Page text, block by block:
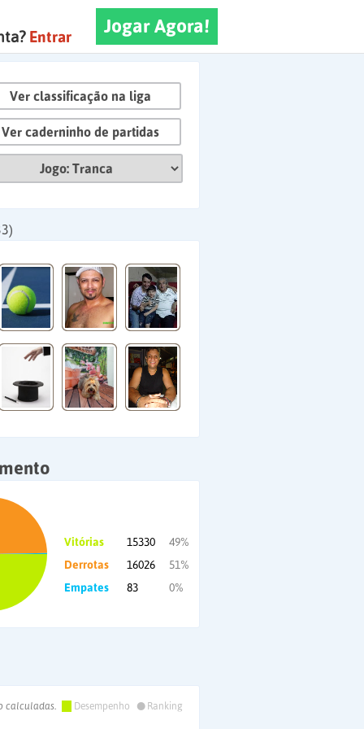
Jogar Agora!
Entrar
Ver classificação na liga
Ver caderninho de partidas
Vitórias 15330
49%
Derrotas
16026
51%
Empates
83 0%
calculadas. Desempenho •
Ranking